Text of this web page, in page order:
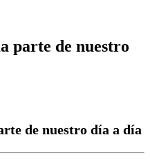
parte de nuestro
de nuestro día a día